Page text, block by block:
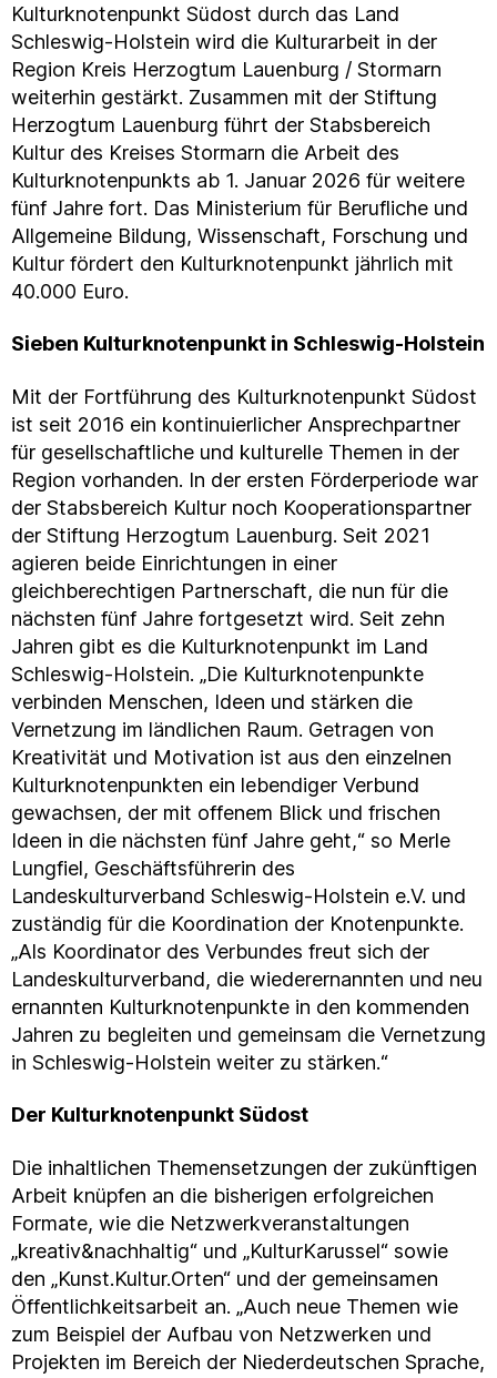
Kulturknotenpunkt Südost durch das Land
Schleswig-Holstein wird die Kulturarbeit in der
Region Kreis Herzogtum Lauenburg / Stormarn
weiterhin gestärkt. Zusammen mit der Stiftung
Herzogtum Lauenburg führt der Stabsbereich
Kultur des Kreises Stormarn die Arbeit des
Kulturknotenpunkts ab 1. Januar 2026 für weitere
fünf Jahre fort. Das Ministerium für Berufliche und
Allgemeine Bildung, Wissenschaft, Forschung und
Kultur fördert den Kulturknotenpunkt jährlich mit
40.000 Euro.
Sieben Kulturknotenpunkt in Schleswig-Holstein
Mit der Fortführung des Kulturknotenpunkt Südost
ist seit 2016 ein kontinuierlicher Ansprechpartner
für gesellschaftliche und kulturelle Themen in der
Region vorhanden. In der ersten Förderperiode war
der Stabsbereich Kultur noch Kooperationspartner
der Stiftung Herzogtum Lauenburg. Seit 2021
agieren beide Einrichtungen in einer
gleichberechtigen Partnerschaft, die nun für die
nächsten fünf Jahre fortgesetzt wird. Seit zehn
Jahren gibt es die Kulturknotenpunkt im Land
Schleswig-Holstein. „Die Kulturknotenpunkte
verbinden Menschen, Ideen und stärken die
Vernetzung im ländlichen Raum. Getragen von
Kreativität und Motivation ist aus den einzelnen
Kulturknotenpunkten ein lebendiger Verbund
gewachsen, der mit offenem Blick und frischen
Ideen in die nächsten fünf Jahre geht,“ so Merle
Lungfiel, Geschäftsführerin des
Landeskulturverband Schleswig-Holstein e.V. und
zuständig für die Koordination der Knotenpunkte.
„Als Koordinator des Verbundes freut sich der
Landeskulturverband, die wiederernannten und neu
ernannten Kulturknotenpunkte in den kommenden
Jahren zu begleiten und gemeinsam die Vernetzung
in Schleswig-Holstein weiter zu stärken.“
Der Kulturknotenpunkt Südost
Die inhaltlichen Themensetzungen der zukünftigen
Arbeit knüpfen an die bisherigen erfolgreichen
Formate, wie die Netzwerkveranstaltungen
„kreativ&nachhaltig“ und „KulturKarussel“ sowie
den „Kunst.Kultur.Orten“ und der gemeinsamen
Öffentlichkeitsarbeit an. „Auch neue Themen wie
zum Beispiel der Aufbau von Netzwerken und
Projekten im Bereich der Niederdeutschen Sprache,